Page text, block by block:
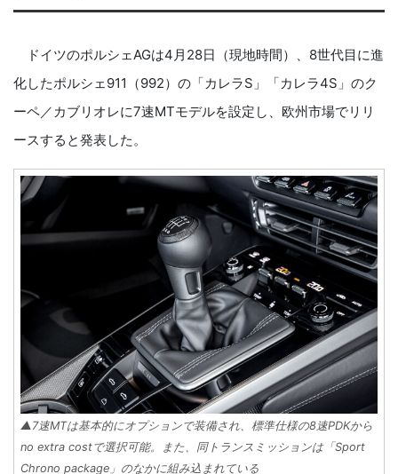
ドイツのポルシェAGは4月28日（現地時間）、8世代目に進
化したポルシェ911（992）の「カレラS」「カレラ4S」のク
ーペ／カブリオレに7速MTモデルを設定し、欧州市場でリリ
ースすると発表した。
▲7速MTは基本的にオプションで装備され、標準仕様の8速PDKから
no extra costで選択可能。また、同トランスミッションは「Sport
Chrono package」のなかに組み込まれている